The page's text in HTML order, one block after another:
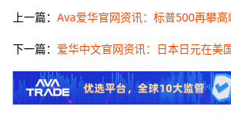
上一篇： Ava爱华官网资讯：标普500再攀
下一篇： 爱华中文官网资讯：日本日元在美